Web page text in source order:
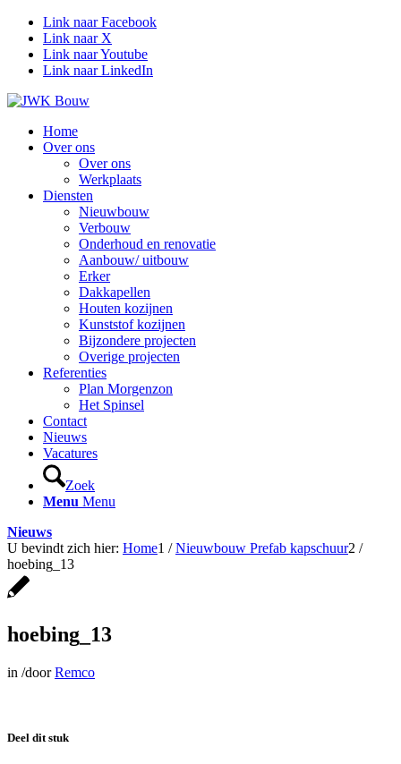
Link naar Facebook
Link naar X
Link naar Youtube
Link naar LinkedIn
Home
Over ons
Over ons
Werkplaats
Diensten
Nieuwbouw
Verbouw
Onderhoud en renovatie
Aanbouw/ uitbouw
Erker
Dakkapellen
Houten kozijnen
Kunststof kozijnen
Bijzondere projecten
Overige projecten
Referenties
Plan Morgenzon
Het Spinsel
Contact
Nieuws
Vacatures
Zoek
Menu Menu
Nieuws
U bevindt zich hier: Home1 / Nieuwbouw Prefab kapschuur2 /
hoebing_13
hoebing_13
in /doorRemco
Deel dit stuk